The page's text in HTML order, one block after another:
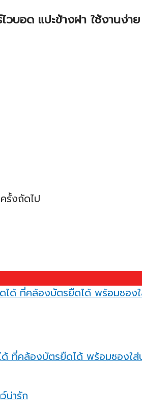
บอด แปะข้างฝา ใช้งานง่
รั้งถัดไป
ที่คล้องบัตรยืดได้ พร้อมซองใส่